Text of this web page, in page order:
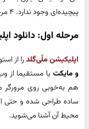
پیچیده‌ای وجود ندارد. ۴ مرحله اصلی این فرآیند عبارتند از:
مرحله اول: دانلود
اپلیکیشن ملّی‌گلدرا از
و مایکت یا مستقیما از
هم به‌خوبی روی مرورگر
ساده طراحی شده و حتی
محیط آن آشنا می‌شوید.